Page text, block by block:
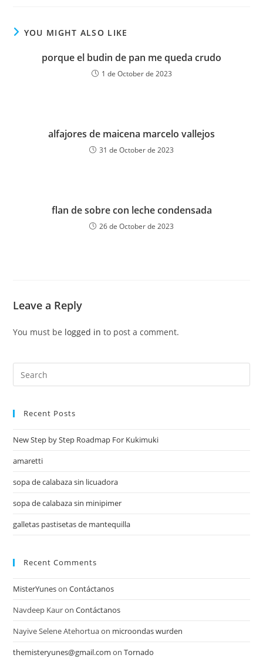
YOU MIGHT ALSO LIKE
porque el budin de pan me queda crudo
1 de October de 2023
alfajores de maicena marcelo vallejos
31 de October de 2023
flan de sobre con leche condensada
26 de October de 2023
Leave a Reply
You must be logged in to post a comment.
Recent Posts
New Step by Step Roadmap For Kukimuki
amaretti
sopa de calabaza sin licuadora
sopa de calabaza sin minipimer
galletas pastisetas de mantequilla
Recent Comments
MisterYunesonContáctanos
Navdeep KauronContáctanos
Nayive Selene Atehortuaon microondas wurden
themisteryunes@gmail.com onTornado